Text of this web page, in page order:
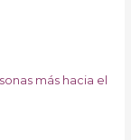
más hacia el